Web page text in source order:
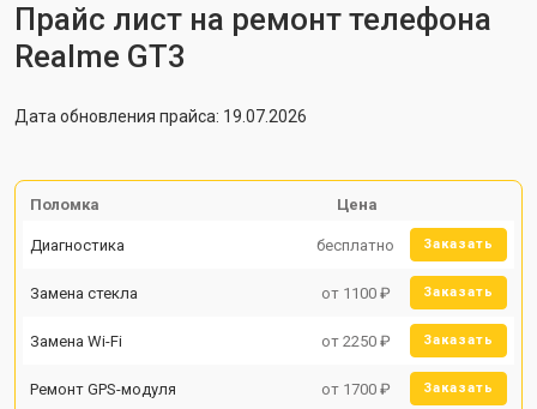
Прайс лист на ремонт телефона
Realme GT3
Дата обновления прайса: 19.07.2026
Поломка Цена
Диагностика бесплатно Заказать
Замена стекла от 1100 ₽ Заказать
Замена Wi-Fi от 2250 ₽ Заказать
Ремонт GPS-модуля от 1700 ₽ Заказать